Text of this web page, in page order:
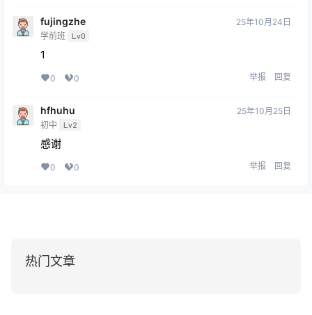
fujingzhe
学前班 Lv0
25年10月24日
1
0 0 举报 回复
hfhuhu
初中 Lv2
25年10月25日
感谢
0 0 举报 回复
热门文章